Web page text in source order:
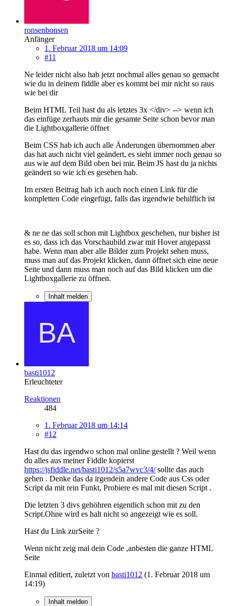
ronsenbonsen
Anfänger
1. Februar 2018 um 14:09
#11
Ne leider nicht also hab jetzt nochmal alles genau so gemacht
wie du in deinem fiddle aber es kommt bei mir nicht so raus
wie bei dir
Beim HTML Teil hast du als letztes 3x </div> --> wenn ich
das einfüge zerhauts mir die gesamte Seite schon bevor man
die Lightboxgallerie öffnet
Beim CSS hab ich auch alle Änderungen übernommen aber
das hat auch nicht viel geändert, es sieht immer noch genau so
aus wie auf dem Bild oben bei mir. Beim JS hast du ja nichts
geändert so wie ich es gesehen hab.
Im ersten Beitrag hab ich auch noch einen Link für die
kompletten Code eingefügt, falls das irgendwie behilflich ist
& ne ne das soll schon mit Lightbox geschehen, nur bisher ist
es so, dass ich das Vorschaubild zwar mit Hover angepasst
habe. Wenn man aber alle Bilder zum Projekt sehen muss,
muss man auf das Projekt klicken, dann öffnet sich eine neue
Seite und dann muss man noch auf das Bild klicken um die
Lightboxgallerie zu öffnen.
Inhalt melden
basti1012
Erleuchteter
Reaktionen
484
1. Februar 2018 um 14:14
#12
Hast du das irgendwo schon mal online gestellt ? Weil wenn
du alles aus meiner Fiddle kopierst
https://jsfiddle.net/basti1012/s5a7wvc3/4/sollte das auch
gehen . Denke das da irgendein andere Code aus Css oder
Script da mit rein Funkt, Probiere es mal mit diesen Script .
Die letzten 3 divs gehöhren eigentlich schon mit zu den
Script.Ohne wird es halt nicht so angezeigt wie es soll.
Hast du Link zurSeite ?
Wenn nicht zeig mal dein Code ,anbesten die ganze HTML
Seite
Einmal editiert, zuletzt von basti1012 (1. Februar 2018 um
14:19)
Inhalt melden